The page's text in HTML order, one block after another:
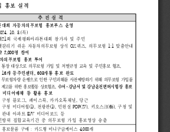
홍보 실적
추 진 실 적
대회 자동차의무보험 홍보부스 운영
10. 3.(목)
21회 국제평화마라톤대회 참가자 및 주민
갈리기 쉬운 자동차의무보험 상식 OX퀴즈 의무보험 1:1 맞춤안내
2,000명 참여
의무보험 홍보 투어
통장 대상으로 의무보험 가입 및 처벌규정 교육 및 주민홍보 협조,
16개 동주민센터 , 603개통 홍보 완료
무보험차량 운행으로 인한 구민피해를 사전예방하기 위해 의무보험 가입률
제고를 위한 홍보활동 상호협조, 수서· 강남서 및 강남운전면허시험장 홍보
미디어매체 등 활용 홍보
구청 블로그 페이스북 , 카카오톡채널 , 당근
구청 미디어월 (1), 전광판(1), 민원실 PDP(27), 키오스크(65), 구청 및
관내 아파트 E/V 미디어보드 등
방위 집합교육기간 중 의무보험 가입 홍보영상 송출
홍보물품 구매 : 카드형 미니구급케이스 4,000개